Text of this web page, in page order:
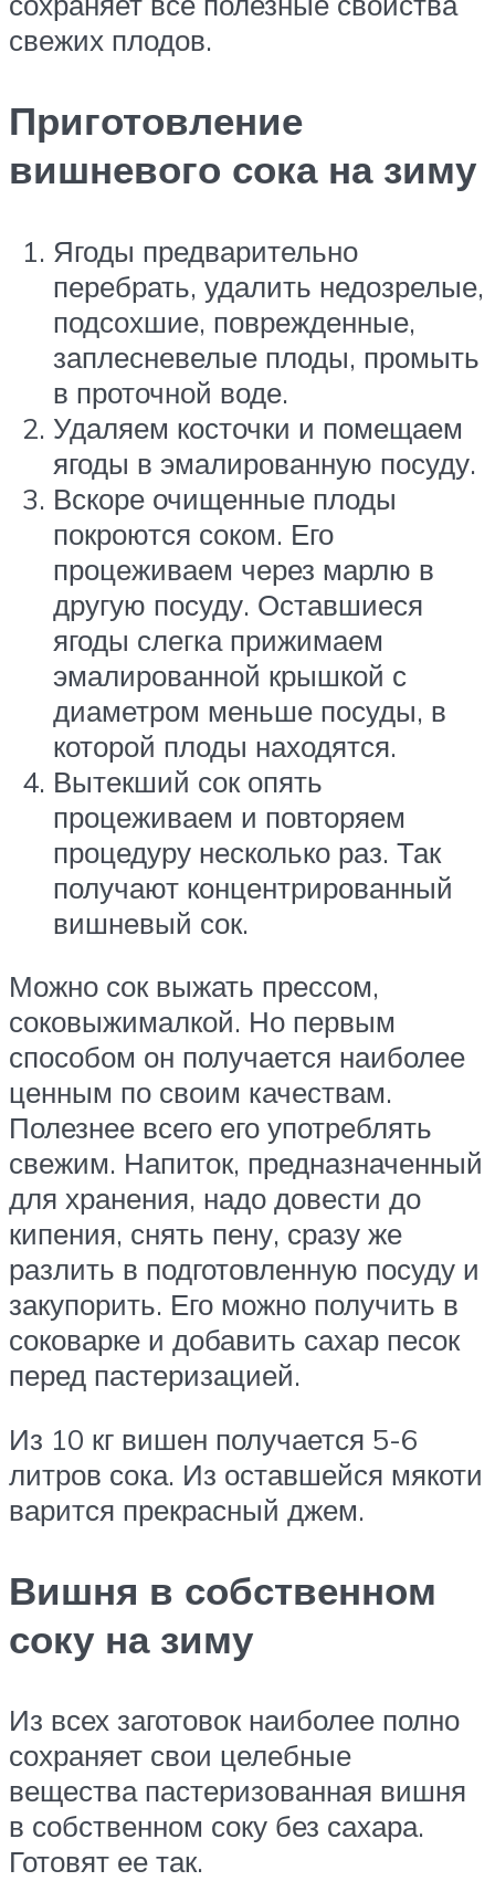
свежих плодов.
Приготовление
вишневого сока на зиму
Ягоды предварительно
перебрать, удалить недозрелые,
подсохшие, поврежденные,
заплесневелые плоды, промыть
в проточной воде.
Удаляем косточки и помещаем
ягоды в эмалированную посуду.
Вскоре очищенные плоды
покроются соком. Его
процеживаем через марлю в
другую посуду. Оставшиеся
ягоды слегка прижимаем
эмалированной крышкой с
диаметром меньше посуды, в
которой плоды находятся.
Вытекший сок опять
процеживаем и повторяем
процедуру несколько раз. Так
получают концентрированный
вишневый сок.
Можно сок выжать прессом,
соковыжималкой. Но первым
способом он получается наиболее
ценным по своим качествам.
Полезнее всего его употреблять
свежим. Напиток, предназначенный
для хранения, надо довести до
кипения, снять пену, сразу же
разлить в подготовленную посуду и
закупорить. Его можно получить в
соковарке и добавить сахар песок
перед пастеризацией.
Из 10 кг вишен получается 5-6
литров сока. Из оставшейся мякоти
варится прекрасный джем.
Вишня в собственном
соку на зиму
Из всех заготовок наиболее полно
сохраняет свои целебные
вещества пастеризованная вишня
в собственном соку без сахара.
Готовят ее так.